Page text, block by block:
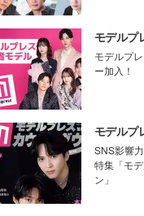
モデルプ
モデルプ
ー加入！
モデルプ
SNS影響
特集「モ
ン」